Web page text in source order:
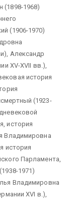
(1898-1968)
(1906-1970)
Александр
XV-XVII вв.),
история
(1923-
история
Владимировна
история
Парламента,
1971)
Владимировна
XVI в.),